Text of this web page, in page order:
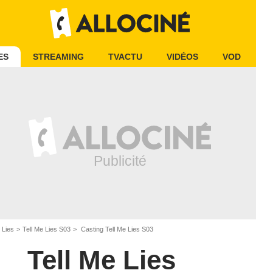
STREAMING TVACTU VIDÉOS VOD
Lies Tell Me Lies S03 Casting Tell Me Lies S03
Tell Me Lies